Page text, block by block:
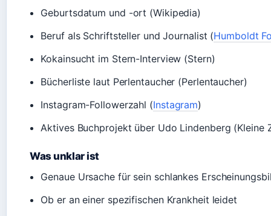
Geburtsdatum und -ort (Wikipedia)
Beruf als Schriftsteller und Journalist (Humboldt
Kokainsucht im Stern-Interview (Stern)
Bücherliste laut Perlentaucher (Perlentaucher)
Instagram-Followerzahl (Instagram)
Aktives Buchprojekt über Udo Lindenberg (Kleine
Was unklar ist
Genaue Ursache für sein schlankes
Ob er an einer spezifischen Krankheit leidet